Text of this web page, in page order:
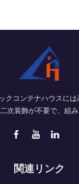
クコンテナハウスに
次装飾が不要で、組み
関連リンク